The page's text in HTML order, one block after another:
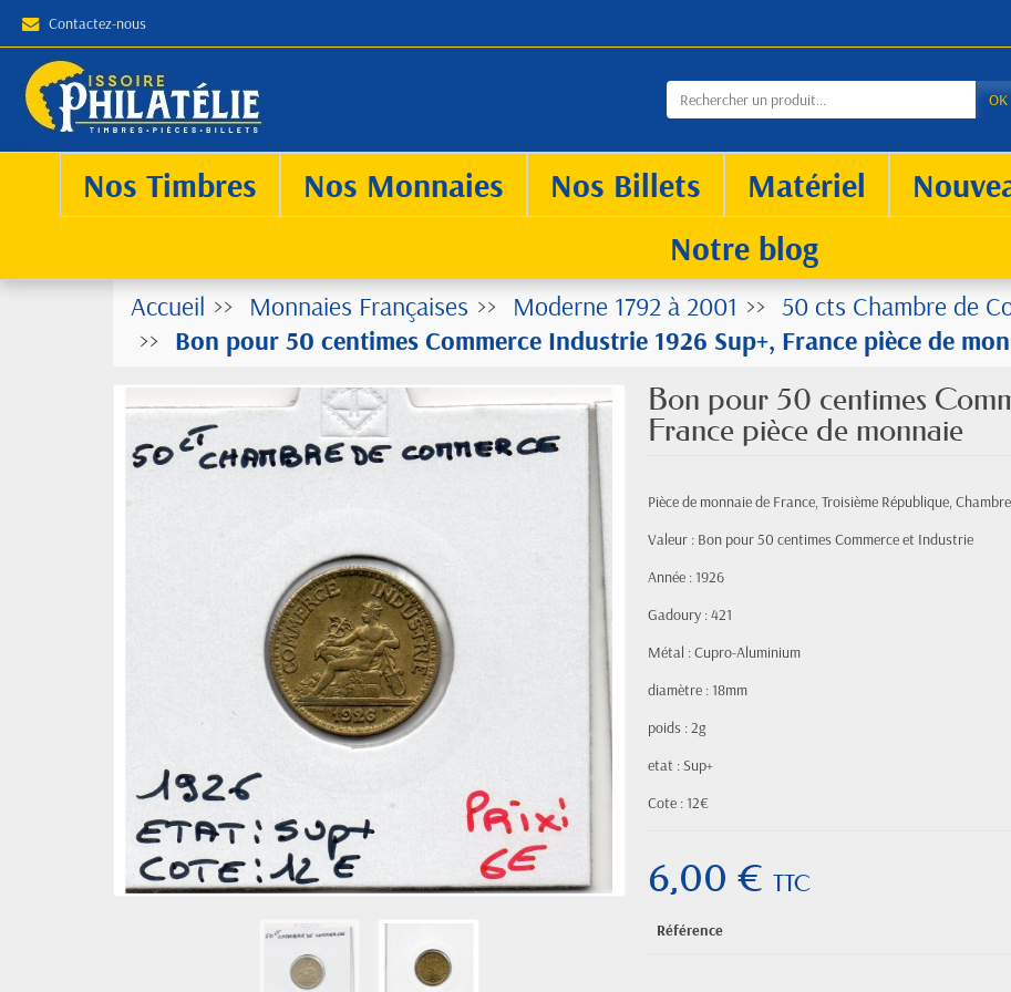
Contactez-nous
OK
Nos Timbres Nos Monnaies Nos Billets Matériel
Notre blog
Accueil Monnaies Françaises Moderne 1792 à 2001
50 cts Chambre de
Bon pour 50 centimes Commerce Industrie 1926 Sup+, France pièce de
Bon pour 50 centimes
France pièce de monnaie
Pièce de monnaie de France, Troisième République,
Valeur : Bon pour 50 centimes Commerce et Industrie
Année : 1926
Gadoury : 421
Métal : Cupro-Aluminium
diamètre : 18mm
poids : 2g
etat : Sup+
Cote : 12€
6,00 €TTC
Référence